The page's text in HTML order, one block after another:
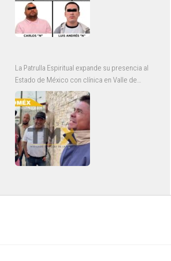
La Patrulla Espiritual expande su presencia al
Estado de México con clínica en Valle de
Chalco y jornadas de rescate en Ecatepec